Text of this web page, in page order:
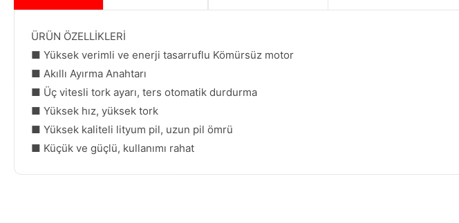
ÜRÜN ÖZELLİKLERİ
■ Yüksek verimli ve enerji tasarruflu Kömürsüz motor
■ Akıllı Ayırma Anahtarı
■ Üç vitesli tork ayarı, ters otomatik durdurma
■ Yüksek hız, yüksek tork
■ Yüksek kaliteli lityum pil, uzun pil ömrü
■ Küçük ve güçlü, kullanımı rahat